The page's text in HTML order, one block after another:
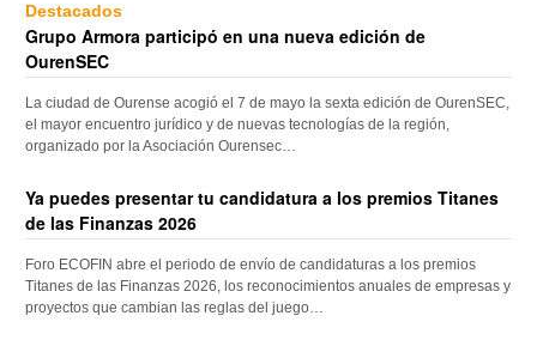
Destacados
Grupo Armora participó en una nueva edición de
OurenSEC
La ciudad de Ourense acogió el 7 de mayo la sexta edición de OurenSEC,
el mayor encuentro jurídico y de nuevas tecnologías de la región,
organizado por la Asociación Ourensec…
Ya puedes presentar tu candidatura a los premios Titanes
de las Finanzas 2026
Foro ECOFIN abre el periodo de envío de candidaturas a los premios
Titanes de las Finanzas 2026, los reconocimientos anuales de empresas y
proyectos que cambian las reglas del juego…